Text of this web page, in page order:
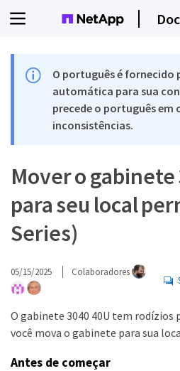
O português é fornecido
automática para sua
precede o português em
inconsistências.
Mover o gabinete
para seu local
Series)
05/15/2025 Colaboradores
O gabinete 3040 40U tem rodízios
você mova o gabinete para sua
Antes de começar